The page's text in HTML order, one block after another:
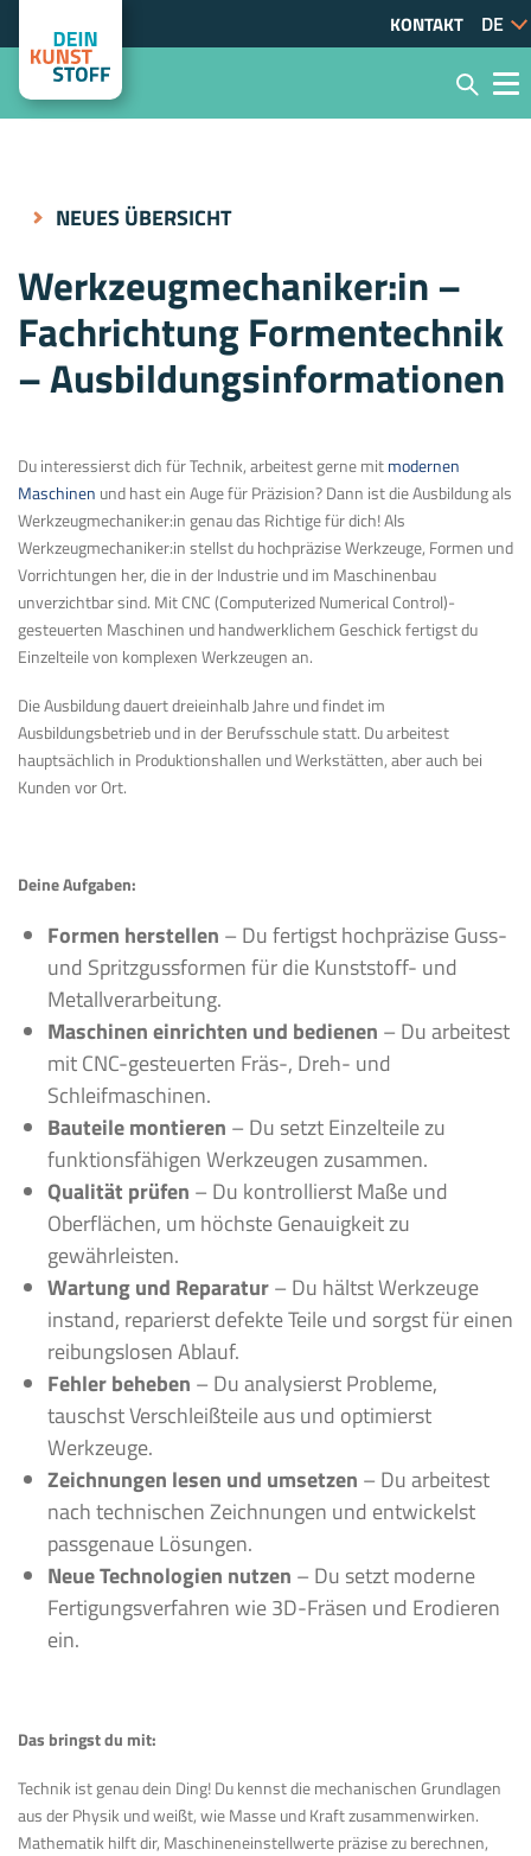
KONTAKT
NEUES ÜBERSICHT
Werkzeugmechaniker:in –
Fachrichtung Formentechnik
– Ausbildungsinformationen
Du interessierst dich für Technik, arbeitest gerne mitmodernen
Maschinen und hast ein Auge für Präzision? Dann ist die Ausbildung als
Werkzeugmechaniker:in genau das Richtige für dich! Als
Werkzeugmechaniker:in stellst du hochpräzise Werkzeuge, Formen und
Vorrichtungen her, die in der Industrie und im Maschinenbau
unverzichtbar sind. Mit CNC (Computerized Numerical Control)-
gesteuerten Maschinen und handwerklichem Geschick fertigst du
Einzelteile von komplexen Werkzeugen an.
Die Ausbildung dauert dreieinhalb Jahre und findet im
Ausbildungsbetrieb und in der Berufsschule statt. Du arbeitest
hauptsächlich in Produktionshallen und Werkstätten, aber auch bei
Kunden vor Ort.
Deine Aufgaben:
Formen herstellen – Du fertigst hochpräzise Guss-
und Spritzgussformen für die Kunststoff- und
Metallverarbeitung.
Maschinen einrichten und bedienen – Du arbeitest
mit CNC-gesteuerten Fräs-, Dreh- und
Schleifmaschinen.
Bauteile montieren – Du setzt Einzelteile zu
funktionsfähigen Werkzeugen zusammen.
Qualität prüfen – Du kontrollierst Maße und
Oberflächen, um höchste Genauigkeit zu
gewährleisten.
Wartung und Reparatur– Du hältst Werkzeuge
instand, reparierst defekte Teile und sorgst für einen
reibungslosen Ablauf.
Fehler beheben – Du analysierst Probleme,
tauschst Verschleißteile aus und optimierst
Werkzeuge.
Zeichnungen lesen und umsetzen – Du arbeitest
nach technischen Zeichnungen und entwickelst
passgenaue Lösungen.
Neue Technologien nutzen – Du setzt moderne
Fertigungsverfahren wie 3D-Fräsen und Erodieren
ein.
Das bringst du mit:
Technik ist genau dein Ding! Du kennst die mechanischen Grundlagen
aus der Physik und weißt, wie Masse und Kraft zusammenwirken.
Mathematik hilft dir, Maschineneinstellwerte präzise zu berechnen,